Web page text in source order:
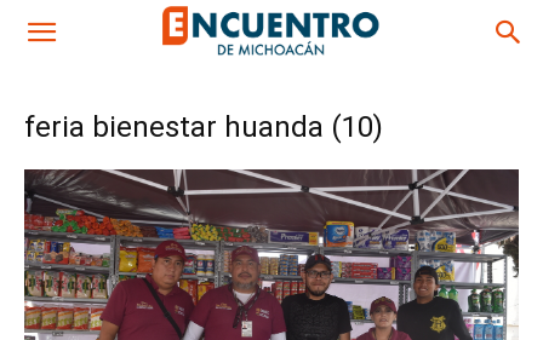
feria bienestar huanda (10)